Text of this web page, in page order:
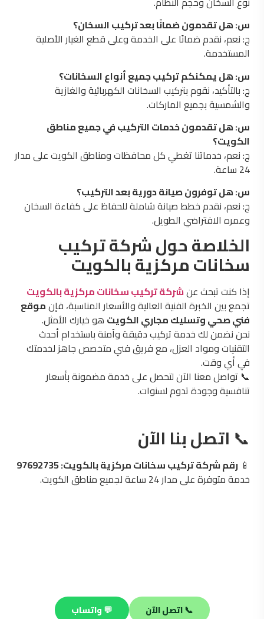
س: هل تقدمون ضمانًا بعد تركيب السخان؟
ج: نعم، نقدم ضمانًا على الخدمة وعلى قطع الغيار الأصلية
المستخدمة.
س: هل يمكنكم تركيب جميع أنواع السخانات؟
ج: بالتأكيد، نقوم بتركيب السخانات الكهربائية والغازية
والشمسية بجميع الماركات.
س: هل تقدمون خدمات التركيب في جميع مناطق
الكويت؟
ج: نعم، خدماتنا تغطي كل محافظات ومناطق الكويت على مدار
24 ساعة.
س: هل توفرون صيانة دورية بعد التركيب؟
ج: نعم، نقدم خطط صيانة شاملة للحفاظ على كفاءة السخان
وعمره الافتراضي الطويل.
الخلاصة حول شركة تركيب
سخانات مركزية بالكويت
إذا كنت تبحث عنشركة تركيب سخانات مركزية بالكويت
تجمع بين الخبرة الفنية العالية والأسعار المناسبة، فإنموقع
فني صحي وتسليك مجاري الكويت هو خيارك الأمثل.
نحن نضمن لك خدمة تركيب دقيقة وآمنة باستخدام أحدث
التقنيات ومواد العزل، مع فريق فني متخصص جاهز لخدمتك
في أي وقت.
📞 تواصل معنا الآن لتحصل على خدمة مضمونة بأسعار
تنافسية وجودة تدوم لسنوات.
📞 اتصل بنا الآن
📱 رقم شركة تركيب سخانات مركزية بالكويت: 97692735
خدمة متوفرة على مدار 24 ساعة لجميع مناطق الكويت.
📞 اتصل الآن 💬 واتساب